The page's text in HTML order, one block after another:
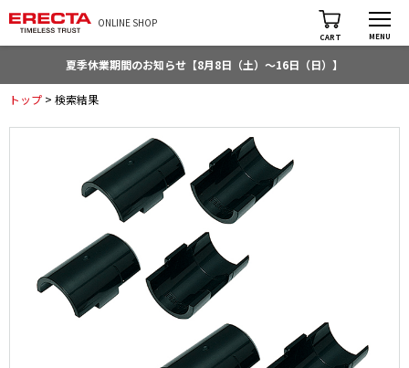
ONLINE SHOP
CART MENU
夏季休業期間のお知らせ【8月8日（土）～16日（日）】
トップ > 検索結果